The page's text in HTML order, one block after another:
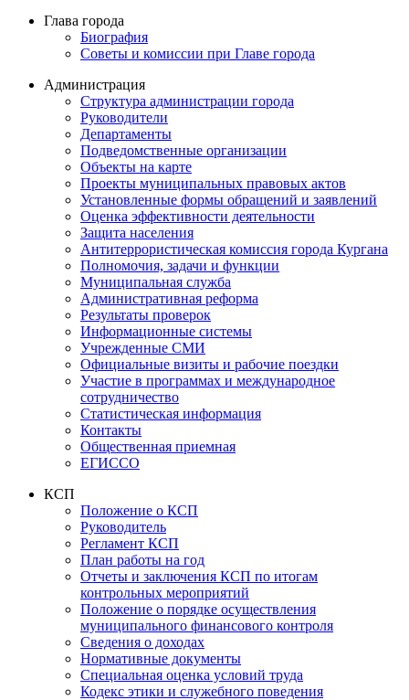
Глава города
Биография
Советы и комиссии при Главе города
Администрация
Структура администрации города
Руководители
Департаменты
Подведомственные организации
Объекты на карте
Проекты муниципальных правовых актов
Установленные формы обращений и заявлений
Оценка эффективности деятельности
Защита населения
Антитеррористическая комиссия города Кургана
Полномочия, задачи и функции
Муниципальная служба
Административная реформа
Результаты проверок
Информационные системы
Учрежденные СМИ
Официальные визиты и рабочие поездки
Участие в программах и международное
сотрудничество
Статистическая информация
Контакты
Общественная приемная
ЕГИССО
КСП
Положение о КСП
Руководитель
Регламент КСП
План работы на год
Отчеты и заключения КСП по итогам
контрольных мероприятий
Положение о порядке осуществления
муниципального финансового контроля
Сведения о доходах
Нормативные документы
Специальная оценка условий труда
Кодекс этики и служебного поведения